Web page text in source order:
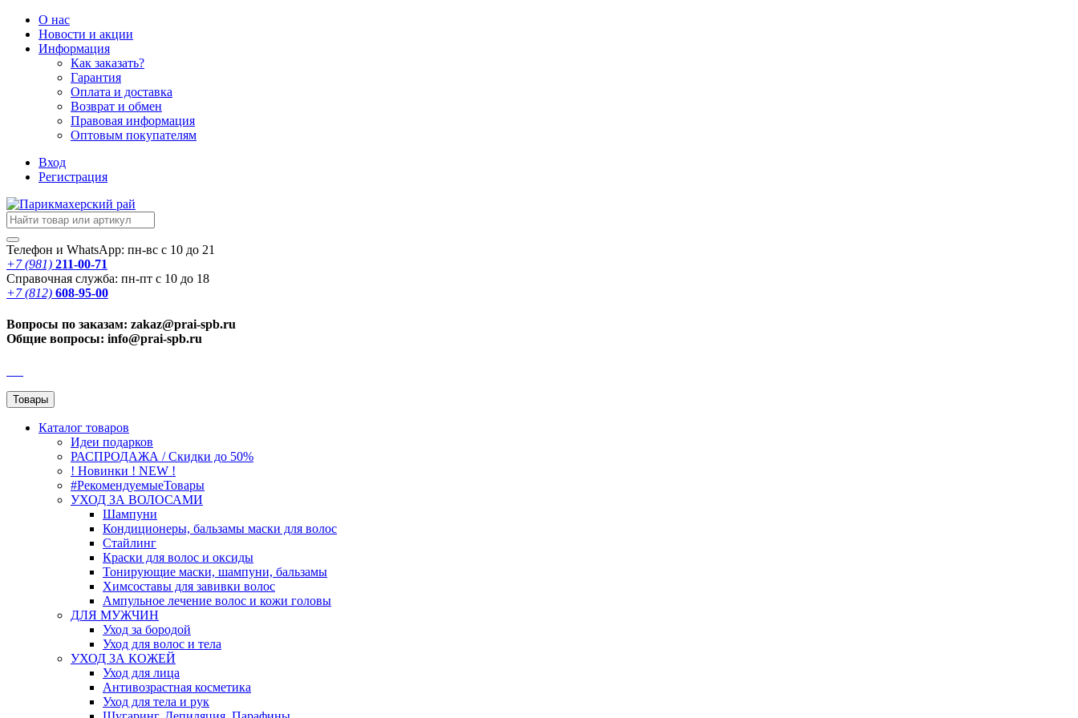
О нас
Новости и акции
Информация
Как заказать?
Гарантия
Оплата и доставка
Возврат и обмен
Правовая информация
Оптовым покупателям
Вход
Регистрация
Телефон и WhatsApp: пн-вс с 10 до 21
+7 (981) 211-00-71
Справочная служба: пн-пт с 10 до 18
+7 (812) 608-95-00
Вопросы по заказам: zakaz@prai-spb.ru
Общие вопросы: info@prai-spb.ru
Товары
Каталог товаров
Идеи подарков
РАСПРОДАЖА / Скидки до 50%
! Новинки ! NEW !
#РекомендуемыеТовары
УХОД ЗА ВОЛОСАМИ
Шампуни
Кондиционеры, бальзамы маски для волос
Стайлинг
Краски для волос и оксиды
Тонирующие маски, шампуни, бальзамы
Химсоставы для завивки волос
Ампульное лечение волос и кожи головы
ДЛЯ МУЖЧИН
Уход за бородой
Уход для волос и тела
УХОД ЗА КОЖЕЙ
Уход для лица
Антивозрастная косметика
Уход для тела и рук